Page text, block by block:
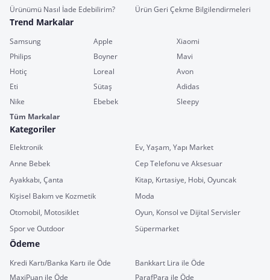
Ürünümü Nasıl İade Edebilirim?
Ürün Geri Çekme Bilgilendirmeleri
Trend Markalar
Samsung Apple
Xiaomi
Philips
Boyner
Mavi
Hotiç
Loreal
Avon
Eti
Sütaş
Adidas
Nike
Ebebek
Sleepy
Tüm Markalar
Kategoriler
Elektronik
Ev, Yaşam, Yapı Market
Anne Bebek
Cep Telefonu ve Aksesuar
Ayakkabı, Çanta
Kitap, Kırtasiye, Hobi, Oyuncak
Kişisel Bakım ve Kozmetik
Moda
Otomobil, Motosiklet
Oyun, Konsol ve Dijital Servisler
Spor ve Outdoor
Süpermarket
Ödeme
Kredi Kartı/Banka Kartı ile Öde
Bankkart Lira ile Öde
MaxiPuan ile Öde
ParafPara ile Öde